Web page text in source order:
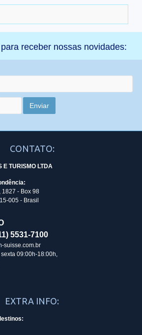
receber nossas novidades:
CONTATO:
E TURISMO LTDA
1827 - Box 98
005 - Brasil
5531-7100
suisse.com.br
09:00h-18:00h,
EXTRA INFO: